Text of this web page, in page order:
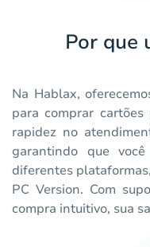
Por que
Na Hablax,
para comprar
rapidez no
garantindo que
diferentes
PC Version. Com
compra intuitivo, sua